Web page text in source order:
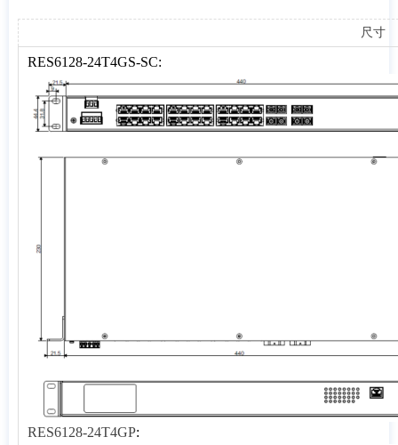
尺寸
RES6128-24T4GS-SC:
RES6128-24T4GP: